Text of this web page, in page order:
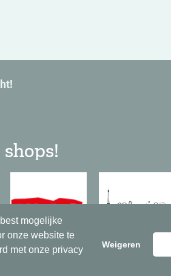
mogelijke
onze website te
met onze privacy
Weigeren